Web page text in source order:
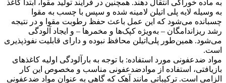
به ماده خوراکی انتقال دهند. همچنین در فرایند تولید مقوا، ابتدا کاغذ
به وسیله لایه پلی اتیلن لامینه شده و سپس با چسب به مقوا
چسبانده می‌شود که این عمل باعث حفظ رطوبت مقوا و در نتیجه
رشد ریزاندامگان – به‌ویژه کپک‌ها و مخمرها – و ایجاد آلودگی
می‌شود. همین‌طور پلی‌اتیلن محافظ نبوده و دارای قابلیت نفوذپذیری
است.
مواد ضدعفونی مورد استفاده: با توجه به بارآلودگی اولیه کاغذهای
بازیافتی، استفاده از موادضدعفونی مناسب و مخصوص این کار
الزامی است. ترکیباتی مانند آهک که گاهی به عنوان مواد ضدعفونی